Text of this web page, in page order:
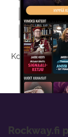
Kokeilemalla
Rockway.fi